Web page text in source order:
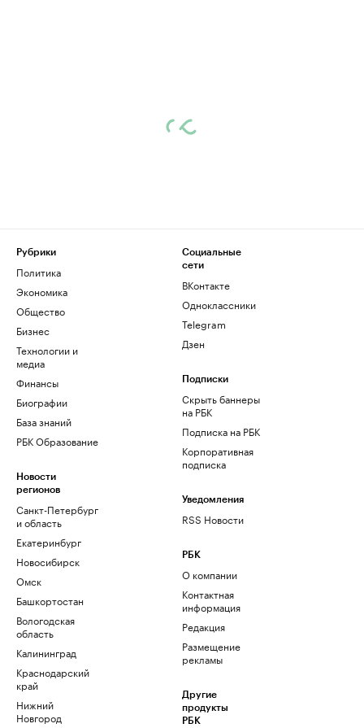
Рубрики
Политика
Экономика
Общество
Бизнес
Технологии и
медиа
Финансы
Биографии
База знаний
РБК Образование
Новости
регионов
Санкт-Петербург
и область
Екатеринбург
Новосибирск
Омск
Башкортостан
Вологодская
область
Калининград
Краснодарский
край
Нижний
Новгород
Социальные
сети
ВКонтакте
Одноклассники
Telegram
Дзен
Подписки
Скрыть баннеры
на РБК
Подписка на РБК
Корпоративная
подписка
Уведомления
RSS Новости
РБК
О компании
Контактная
информация
Редакция
Размещение
рекламы
Другие
продукты
РБК